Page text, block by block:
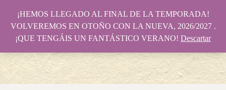
¡HEMOS LLEGADO AL FINAL DE LA TEMPORADA!
VOLVEREMOS EN OTOÑO CON LA NUEVA, 2026/2027 .
¡QUE TENGÁIS UN FANTÁSTICO VERANO! Descartar